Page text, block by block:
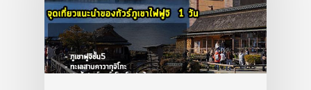
ประเทศญี่ปุ่น
เที่ยวญี่ปุ่นด้ว
เอง